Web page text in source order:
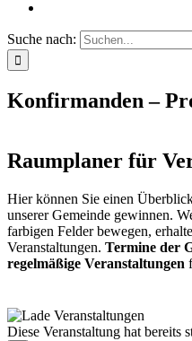
Suche nach:
Konfirmanden –
Raumplaner für
Hier können Sie einen
unserer Gemeinde gewinnen.
farbigen Felder bewegen,
Veranstaltungen. Termine der
regelmäßige Veranstaltungen
Diese Veranstaltung hat bereits